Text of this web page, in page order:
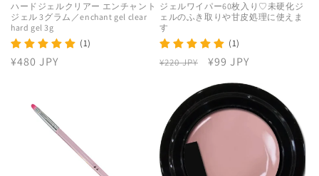
ハードジェルクリアー エンチャント
ジェル 3グラム／enchant gel clear
hard gel 3g
(1)
通
¥480 JPY
ジェルワイパー60枚入り♡未硬化ジ
ェルのふき取りや甘皮処理に使えま
す
(1)
通
格
¥220 JPY
セ
ル
価
¥99 JPY